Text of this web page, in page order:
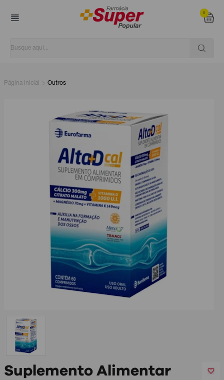
0
Página inicial Outros
Suplemento Alimentar